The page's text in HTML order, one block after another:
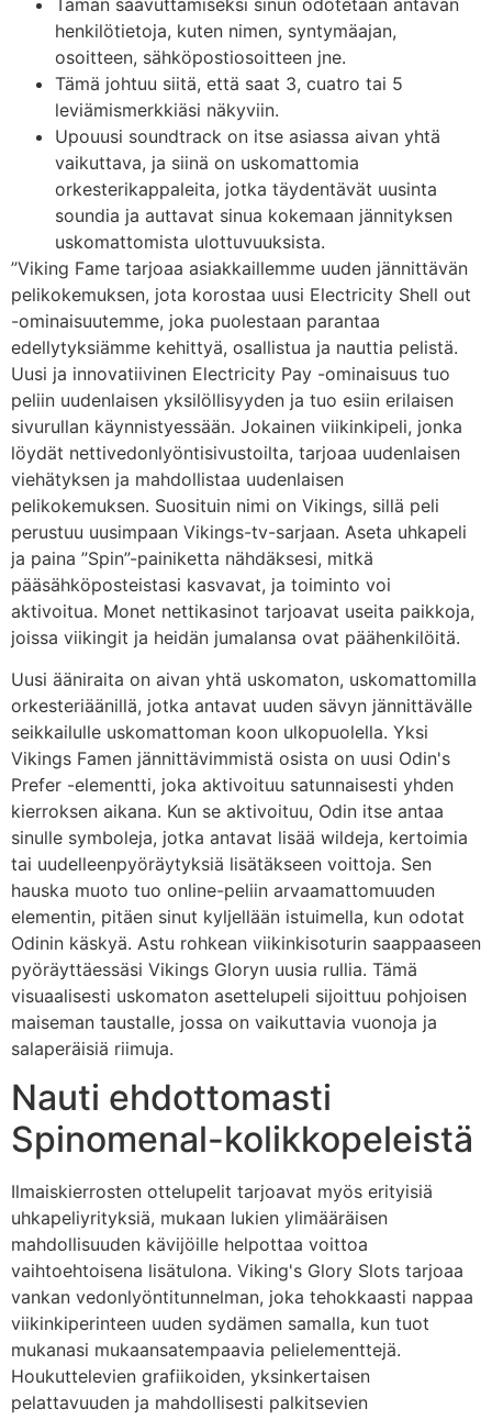
henkilötietoja, kuten nimen, syntymäajan,
osoitteen, sähköpostiosoitteen jne.
Tämä johtuu siitä, että saat 3, cuatro tai 5
leviämismerkkiäsi näkyviin.
Upouusi soundtrack on itse asiassa aivan yhtä
vaikuttava, ja siinä on uskomattomia
orkesterikappaleita, jotka täydentävät uusinta
soundia ja auttavat sinua kokemaan jännityksen
uskomattomista ulottuvuuksista.
”Viking Fame tarjoaa asiakkaillemme uuden jännittävän
pelikokemuksen, jota korostaa uusi Electricity Shell out
-ominaisuutemme, joka puolestaan ​​parantaa
edellytyksiämme kehittyä, osallistua ja nauttia pelistä.
Uusi ja innovatiivinen Electricity Pay -ominaisuus tuo
peliin uudenlaisen yksilöllisyyden ja tuo esiin erilaisen
sivurullan käynnistyessään. Jokainen viikinkipeli, jonka
löydät nettivedonlyöntisivustoilta, tarjoaa uudenlaisen
viehätyksen ja mahdollistaa uudenlaisen
pelikokemuksen. Suosituin nimi on Vikings, sillä peli
perustuu uusimpaan Vikings-tv-sarjaan. Aseta uhkapeli
ja paina ”Spin”-painiketta nähdäksesi, mitkä
pääsähköposteistasi kasvavat, ja toiminto voi
aktivoitua. Monet nettikasinot tarjoavat useita paikkoja,
joissa viikingit ja heidän jumalansa ovat päähenkilöitä.
Uusi ääniraita on aivan yhtä uskomaton, uskomattomilla
orkesteriäänillä, jotka antavat uuden sävyn jännittävälle
seikkailulle uskomattoman koon ulkopuolella. Yksi
Vikings Famen jännittävimmistä osista on uusi Odin's
Prefer -elementti, joka aktivoituu satunnaisesti yhden
kierroksen aikana. Kun se aktivoituu, Odin itse antaa
sinulle symboleja, jotka antavat lisää wildeja, kertoimia
tai uudelleenpyöräytyksiä lisätäkseen voittoja. Sen
hauska muoto tuo online-peliin arvaamattomuuden
elementin, pitäen sinut kyljellään istuimella, kun odotat
Odinin käskyä. Astu rohkean viikinkisoturin saappaaseen
pyöräyttäessäsi Vikings Gloryn uusia rullia. Tämä
visuaalisesti uskomaton asettelupeli sijoittuu pohjoisen
maiseman taustalle, jossa on vaikuttavia vuonoja ja
salaperäisiä riimuja.
Nauti ehdottomasti
Spinomenal-kolikkopeleistä
Ilmaiskierrosten ottelupelit tarjoavat myös erityisiä
uhkapeliyrityksiä, mukaan lukien ylimääräisen
mahdollisuuden kävijöille helpottaa voittoa
vaihtoehtoisena lisätulona. Viking's Glory Slots tarjoaa
vankan vedonlyöntitunnelman, joka tehokkaasti nappaa
viikinkiperinteen uuden sydämen samalla, kun tuot
mukanasi mukaansatempaavia pelielementtejä.
Houkuttelevien grafiikoiden, yksinkertaisen
pelattavuuden ja mahdollisesti palkitsevien